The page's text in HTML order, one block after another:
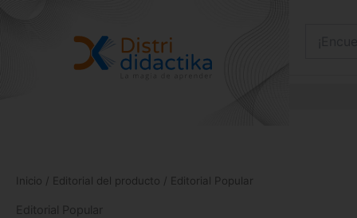
Inicio / Editorial del producto / Editorial Popular
Editorial Popular